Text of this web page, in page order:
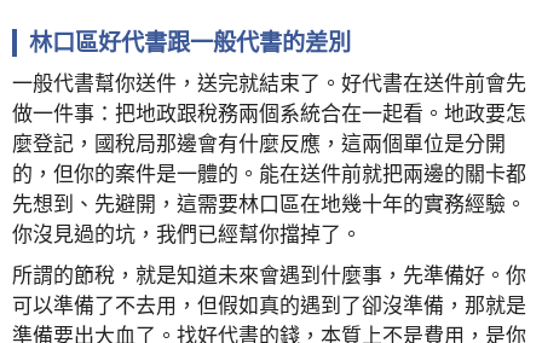
林口區好代書跟一般代書的差別
一般代書幫你送件，送完就結束了。好代書在送件前會先
做一件事：把地政跟稅務兩個系統合在一起看。地政要怎
麼登記，國稅局那邊會有什麼反應，這兩個單位是分開
的，但你的案件是一體的。能在送件前就把兩邊的關卡都
先想到、先避開，這需要林口區在地幾十年的實務經驗。
你沒見過的坑，我們已經幫你擋掉了。
所謂的節稅，就是知道未來會遇到什麼事，先準備好。你
可以準備了不去用，但假如真的遇到了卻沒準備，那就是
準備要出大血了。找好代書的錢，本質上不是費用，是你